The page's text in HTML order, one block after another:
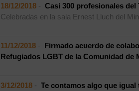
18/12/2018 - Casi 300 profesionales
Celebradas en la sala Ernest Lluch del
11/12/2018 - Firmado acuerdo de
Refugiados LGBT de la Comunidad de
3/12/2018 - Te contamos algo que